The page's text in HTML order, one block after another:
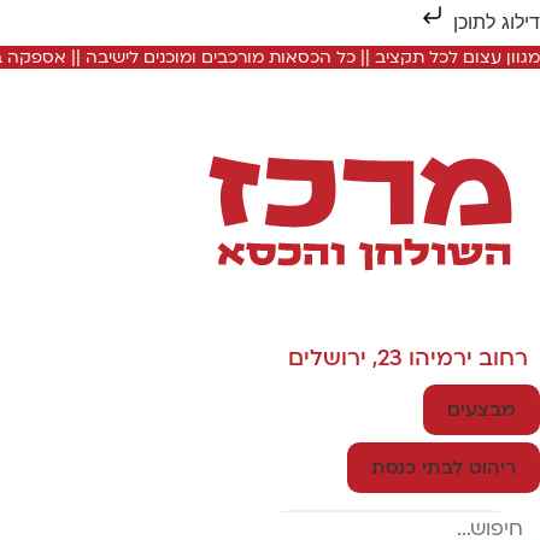
דילוג לתוכן
מגוון עצום לכל תקציב || כל הכסאות מורכבים ומוכנים לישיבה ||
רחוב ירמיהו 23, ירושלים
מבצעים
ריהוט לבתי כנסת
Search